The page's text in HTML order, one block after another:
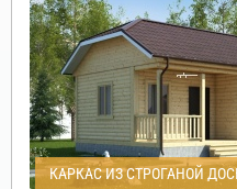
КАРКАС ИЗ СТРОГАНОЙ